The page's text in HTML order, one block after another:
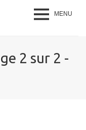
MENU
2 sur 2 -